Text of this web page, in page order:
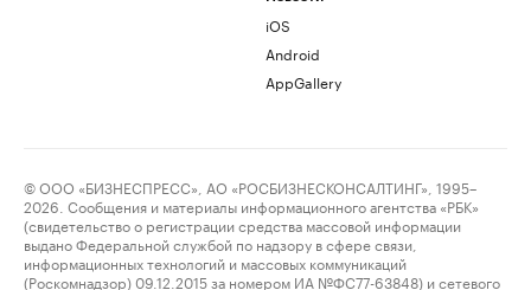
iOS
Android
AppGallery
© ООО «БИЗНЕСПРЕСС», АО «РОСБИЗНЕСКОНСАЛТИНГ», 1995–
2026. Сообщения и материалы информационного агентства «РБК»
(свидетельство о регистрации средства массовой информации
выдано Федеральной службой по надзору в сфере связи,
информационных технологий и массовых коммуникаций
(Роскомнадзор) 09.12.2015 за номером ИА №ФС77-63848) и сетевого